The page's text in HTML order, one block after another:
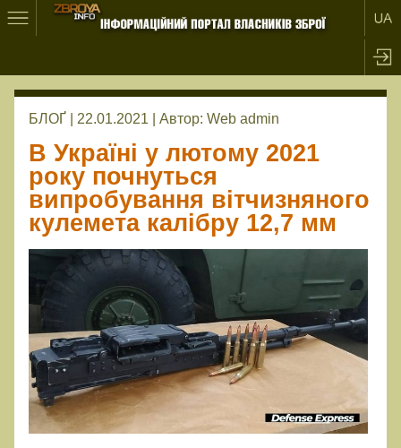
БЛОҐ | 22.01.2021 | Автор: Web admin
В Україні у лютому 2021
року почнуться
випробування вітчизняного
кулемета калібру 12,7 мм